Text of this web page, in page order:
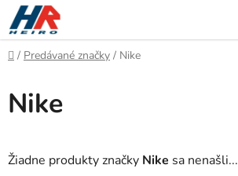
Prejsť
na
obsah
Domov
/ Predávané značky / Nike
Nike
Žiadne produkty značky Nike sa nenašli...